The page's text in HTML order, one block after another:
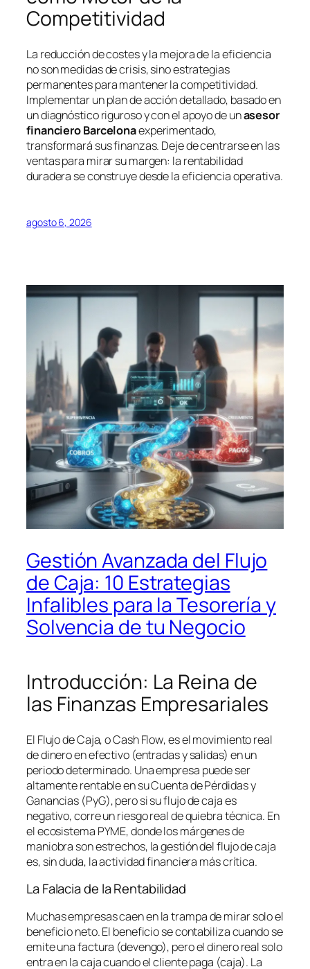
Competitividad
La reducción de costes y la mejora de la eficiencia
no son medidas de crisis, sino estrategias
permanentes para mantener la competitividad.
Implementar un plan de acción detallado, basado en
un diagnóstico riguroso y con el apoyo de unasesor
financiero Barcelonaexperimentado,
transformará sus finanzas. Deje de centrarse en las
ventas para mirar su margen: la rentabilidad
duradera se construye desde la eficiencia operativa.
agosto 6, 2026
Gestión Avanzada del Flujo
de Caja: 10 Estrategias
Infalibles para la Tesorería y
Solvencia de tu Negocio
Introducción: La Reina de
las Finanzas Empresariales
El Flujo de Caja, oCash Flow, es el movimiento real
de dinero en efectivo (entradas y salidas) en un
periodo determinado. Una empresa puede ser
altamente rentable en su Cuenta de Pérdidas y
Ganancias (PyG), pero si su flujo de caja es
negativo, corre un riesgo real de quiebra técnica. En
el ecosistema PYME, donde los márgenes de
maniobra son estrechos, la gestión del flujo de caja
es, sin duda, la actividad financiera más crítica.
La Falacia de la Rentabilidad
Muchas empresas caen en la trampa de mirar solo el
beneficio neto. El beneficio se contabiliza cuando se
emite una factura (devengo), pero el dinero real solo
entra en la caja cuando el cliente paga (caja). La